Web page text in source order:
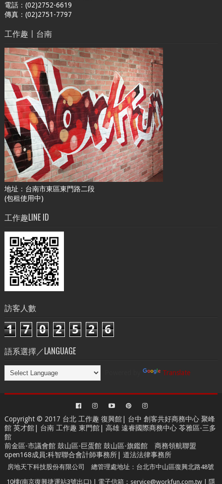
電話：(02)2752-6619
傳真：(02)2751-7797
工作趣〡台南
地址：台南市東區東門路二段
(包租使用中)
工作趣LINE ID
訪客人數
1 7 0 2 5 2 6
語系選擇／LANGUAGE
Translate
Copyright © 2017 台北 工作趣 復興館| 台中 創客共好商務中心聚峰
館 英才館| 台南 工作趣 東門館| 高雄 遠睿國際商務中心苓雅區-三多
館
前金區-市議會館 鼓山區-巨蛋館 鼓山區-旗鑑館 商務領航聯盟
open168成員:科智聯合會計師事務所| 道法法律事務所
房地天下科技股份有限公司 總管理處地址：台北市中山區復興北路48號
10樓(南京復興捷運站3號出口) | 電子信箱：service@workfun.com.tw | 隱